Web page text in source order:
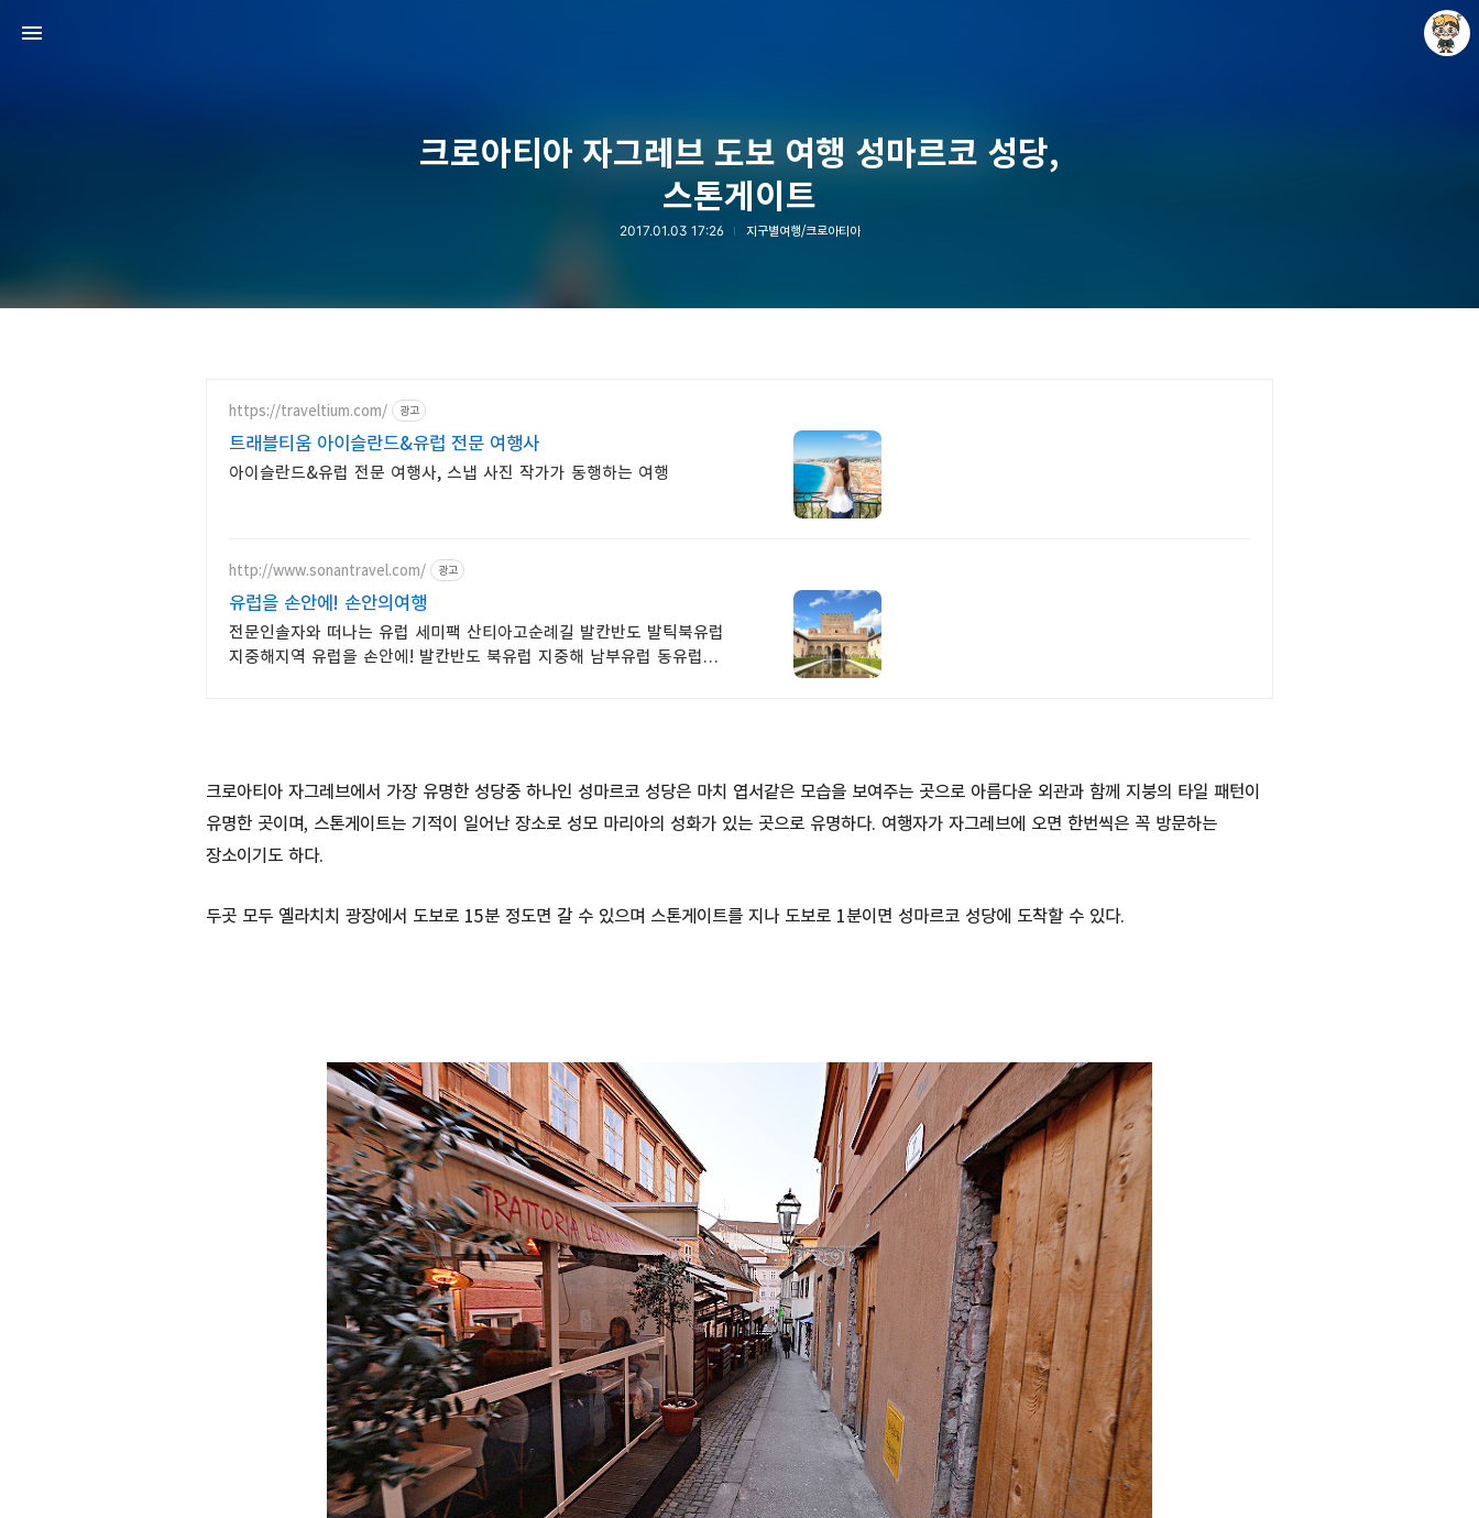
크로아티아 자그레브 도보 여행 성마르코 성당,
스톤게이트
2017.01.03 17:26 지구별여행/크로아티아
https://traveltium.com/ 광고
트래블티움 아이슬란드&유럽 전문 여행사
아이슬란드&유럽 전문 여행사, 스냅 사진 작가가 동행하는 여행
http://www.sonantravel.com/ 광고
유럽을 손안에! 손안의여행
전문인솔자와 떠나는 유럽 세미팩 산티아고순례길 발칸반도 발틱북유럽
지중해지역 유럽을 손안에! 발칸반도 북유럽 지중해 남부유럽 동유럽
크로아티아 자그레브에서 가장 유명한 성당중 하나인 성마르코 성당은 마치 엽서같은 모습을 보여주는 곳으로 아름다운 외관과 함께 지붕의 타일 패턴이
유명한 곳이며, 스톤게이트는 기적이 일어난 장소로 성모 마리아의 성화가 있는 곳으로 유명하다. 여행자가 자그레브에 오면 한번씩은 꼭 방문하는
장소이기도 하다.
두곳 모두 옐라치치 광장에서 도보로 15분 정도면 갈 수 있으며 스톤게이트를 지나 도보로 1분이면 성마르코 성당에 도착할 수 있다.